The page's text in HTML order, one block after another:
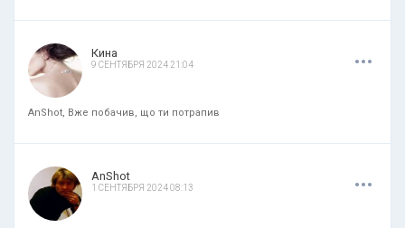
Кина
9 СЕНТЯБРЯ 2024 21:04 ...
AnShot, Вже побачив, що ти потрапив
AnShot
1 СЕНТЯБРЯ 2024 08:13 ...